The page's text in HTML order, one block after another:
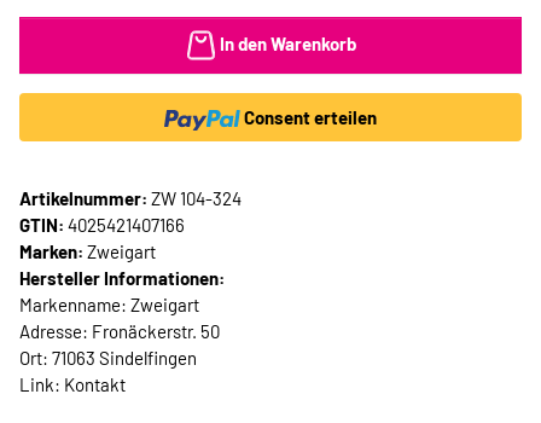
In den Warenkorb
Consent erteilen
Artikelnummer: ZW 104-324
GTIN: 4025421407166
Marken: Zweigart
Hersteller Informationen:
Markenname: Zweigart
Adresse: Fronäckerstr. 50
Ort: 71063 Sindelfingen
Link: Kontakt